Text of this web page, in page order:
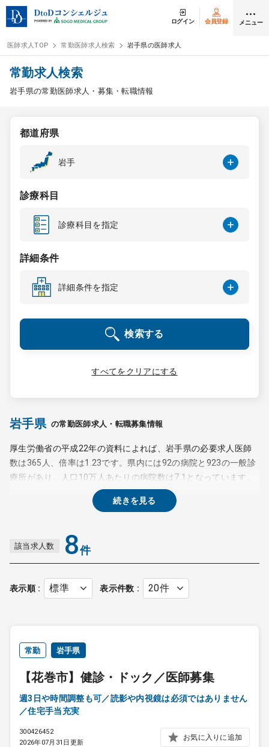
ログイン 会員登録 メニュー
ログイン
医師求人
常勤検索
スポット検索
DtoDの転職・
コンサルタント
成功事例
転職ノウハウ
受付時間 9:00 ～ 18:00（平日）
0120-337-613
クリニック開業
採用をお考えの医療機関の方
医師求人TOP 常勤医師求人検索 岩手県の医師求人
常勤求人検索
岩手県の常勤医師求人・募集・転職情報
都道府県
岩手
診療科目
診療科目を指定
詳細条件
詳細条件を指定
検索する
すべてをクリアにする
岩手県 の常勤医師求人・転職募集情報
厚生労働省の平成22年の資料によれば、岩手県の必要求人医師
数は365人、倍率は1.23です。県内には92の病院と923の一般診
療所があり、人口10万人あたりの病院数は7.1となっています。
ただし、本州最大の面積を持つ岩手県では医療機関・医師数とも
に不足感が強く、特に常勤医の確保に注力し、転職者の受け入れ
ニカルパスの推進など、医師の働きやすさのための先進的な取り
組みにも積極的です。
続きを見る
該当求人数 8件
表示順 表示件数
常勤 岩手県
【花巻市】健診・ドック／医師募集
週3日や時間調整も可／読影や内視鏡は必須ではありません
／住宅手当充実
300426452
2026年07月31日更新
お気に入りに追加